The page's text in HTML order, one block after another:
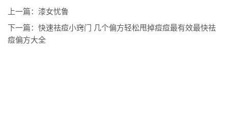
上一篇： 漆女忧鲁
下一篇： 快速祛痘小窍门 几个偏方轻松甩掉痘痘最有效最快祛
痘偏方大全